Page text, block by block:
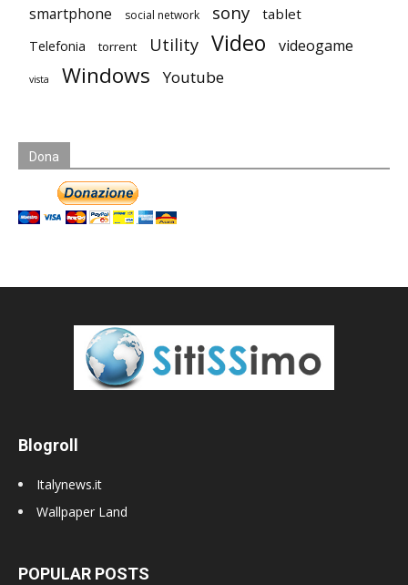
smartphone social network sony tablet
Telefonia torrent Utility Video videogame
vista Windows Youtube
Dona
Blogroll
Italynews.it
Wallpaper Land
POPULAR POSTS